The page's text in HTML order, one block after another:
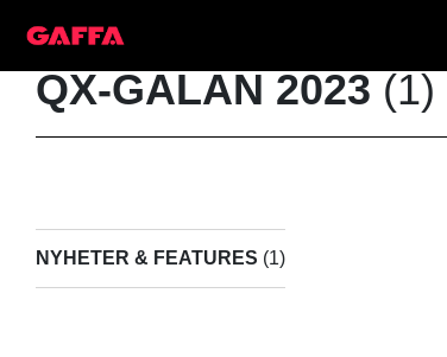
QX-GALAN 2023 (1)
NYHETER & FEATURES (1)